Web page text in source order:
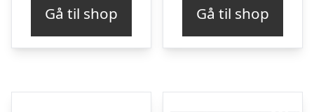
Gå til shop Gå til shop